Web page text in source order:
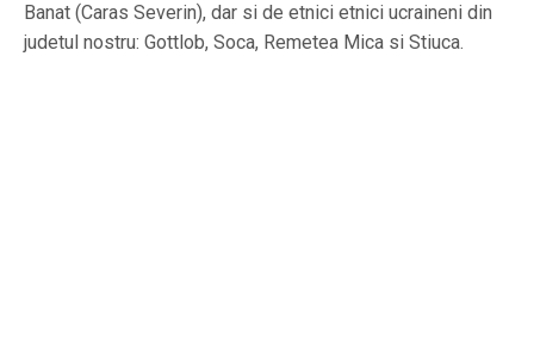
Banat (Caras Severin), dar si de etnici etnici ucraineni din
judetul nostru: Gottlob, Soca, Remetea Mica si Stiuca.